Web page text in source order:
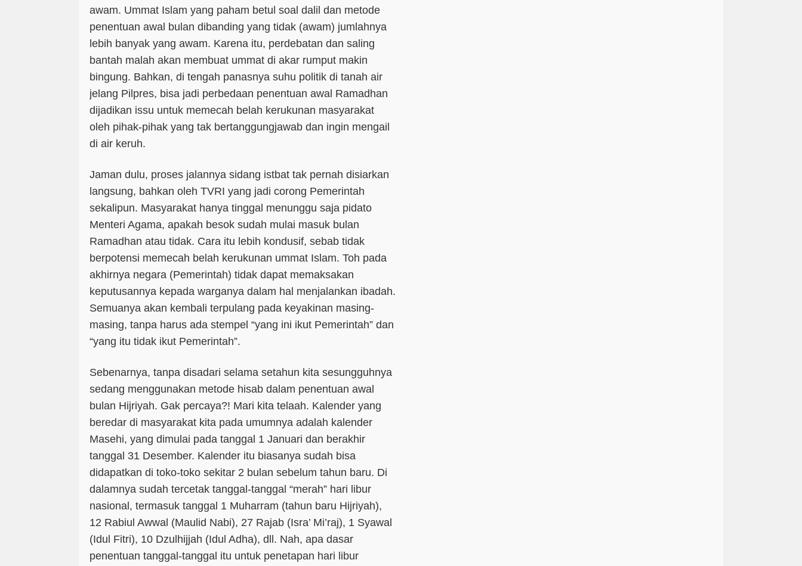
awam. Ummat Islam yang paham betul soal dalil dan metode
penentuan awal bulan dibanding yang tidak (awam) jumlahnya
lebih banyak yang awam. Karena itu, perdebatan dan saling
bantah malah akan membuat ummat di akar rumput makin
bingung. Bahkan, di tengah panasnya suhu politik di tanah air
jelang Pilpres, bisa jadi perbedaan penentuan awal Ramadhan
dijadikan issu untuk memecah belah kerukunan masyarakat
oleh pihak-pihak yang tak bertanggungjawab dan ingin mengail
di air keruh.
Jaman dulu, proses jalannya sidang istbat tak pernah disiarkan
langsung, bahkan oleh TVRI yang jadi corong Pemerintah
sekalipun. Masyarakat hanya tinggal menunggu saja pidato
Menteri Agama, apakah besok sudah mulai masuk bulan
Ramadhan atau tidak. Cara itu lebih kondusif, sebab tidak
berpotensi memecah belah kerukunan ummat Islam. Toh pada
akhirnya negara (Pemerintah) tidak dapat memaksakan
keputusannya kepada warganya dalam hal menjalankan ibadah.
Semuanya akan kembali terpulang pada keyakinan masing-
masing, tanpa harus ada stempel “yang ini ikut Pemerintah” dan
“yang itu tidak ikut Pemerintah”.
Sebenarnya, tanpa disadari selama setahun kita sesungguhnya
sedang menggunakan metode hisab dalam penentuan awal
bulan Hijriyah. Gak percaya?! Mari kita telaah. Kalender yang
beredar di masyarakat kita pada umumnya adalah kalender
Masehi, yang dimulai pada tanggal 1 Januari dan berakhir
tanggal 31 Desember. Kalender itu biasanya sudah bisa
didapatkan di toko-toko sekitar 2 bulan sebelum tahun baru. Di
dalamnya sudah tercetak tanggal-tanggal “merah” hari libur
nasional, termasuk tanggal 1 Muharram (tahun baru Hijriyah),
12 Rabiul Awwal (Maulid Nabi), 27 Rajab (Isra’ Mi’raj), 1 Syawal
(Idul Fitri), 10 Dzulhijjah (Idul Adha), dll. Nah, apa dasar
penentuan tanggal-tanggal itu untuk penetapan hari libur